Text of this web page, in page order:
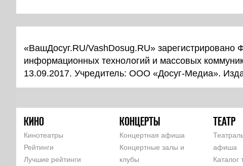
«ВашДосуг.RU/VashDosug.RU»
информационных технологий и массовых
13.09.2017. Учредитель: ООО «Досуг-Медиа».
КИНО
Кинотеатры
Рейтинги
Лучшие рейтинги
КОНЦЕРТЫ
Концертная афиша
Концертные залы и
клубы
ТЕАТР
афиша
Каталог